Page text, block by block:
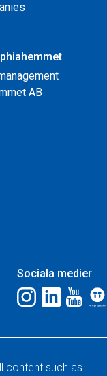
AB
Sociala medier
content such as